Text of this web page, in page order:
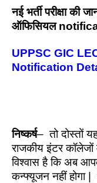
नई भर्ती परीक्षा की
ऑफिसियल
UPPSC GIC
Notification
निष्कर्ष– तो दोस्तों
राजकीय इंटर कॉलेजों
विश्वास है कि अब
कन्फ्यूजन नहीं होगा